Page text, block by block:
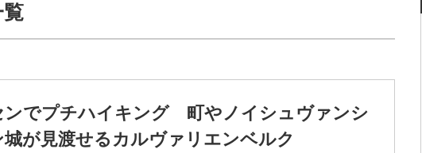
ンでプチハイキング 町やノイシュヴァンシ
が見渡せるカルヴァリエンベルク